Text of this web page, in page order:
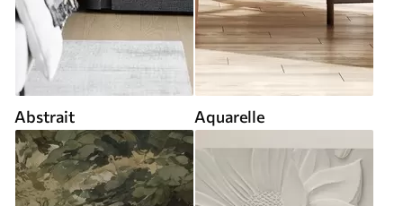
Abstrait Aquarelle